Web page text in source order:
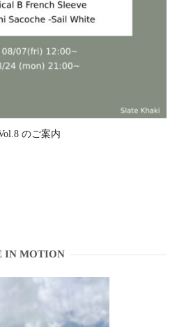
のご案内
IN MOTION